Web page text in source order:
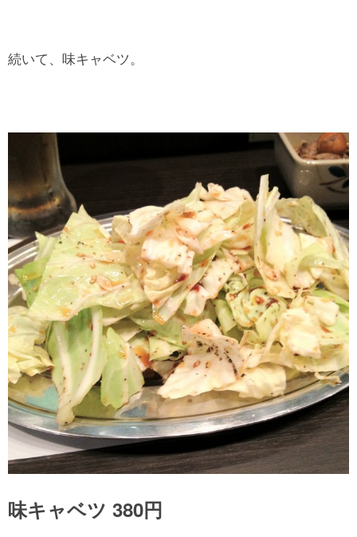
続いて、味キャベツ。
味キャベツ 380円